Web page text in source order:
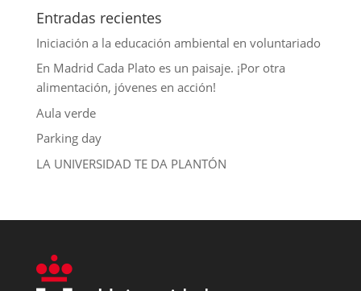
Entradas recientes
Iniciación a la educación ambiental en voluntariado
En Madrid Cada Plato es un paisaje. ¡Por otra
alimentación, jóvenes en acción!
Aula verde
Parking day
LA UNIVERSIDAD TE DA PLANTÓN